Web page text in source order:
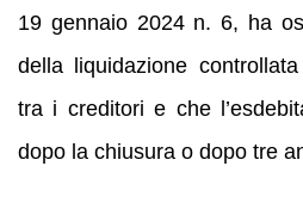
19 gennaio 2024 n. 6, ha
della liquidazione
tra i creditori e che
dopo la chiusura o dopo tre